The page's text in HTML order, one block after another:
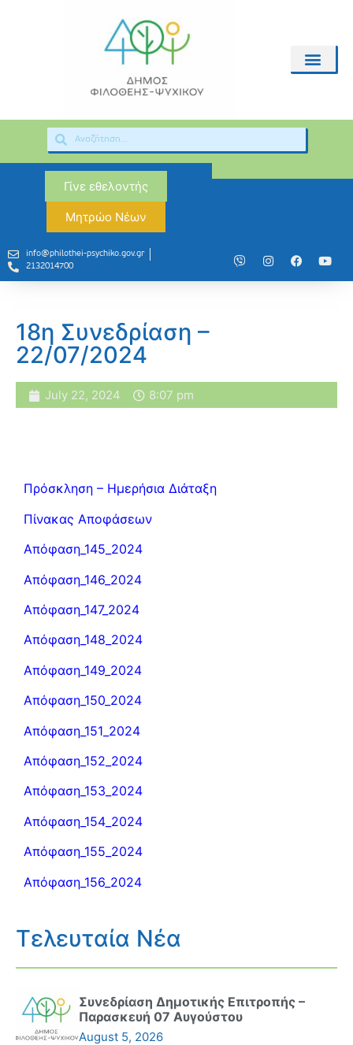
Γίνε εθελοντής
Μητρώο Νέων
info@philothei-psychiko.gov.gr
2132014700
18η Συνεδρίαση –
22/07/2024
July 22, 2024 8:07 pm
Πρόσκληση – Ημερήσια Διάταξη
Πίνακας Αποφάσεων
Απόφαση_145_2024
Απόφαση_146_2024
Απόφαση_147_2024
Απόφαση_148_2024
Απόφαση_149_2024
Απόφαση_150_2024
Απόφαση_151_2024
Απόφαση_152_2024
Απόφαση_153_2024
Απόφαση_154_2024
Απόφαση_155_2024
Απόφαση_156_2024
Τελευταία Νέα
Συνεδρίαση Δημοτικής Επιτροπής –
Παρασκευή 07 Αυγούστου
August 5, 2026